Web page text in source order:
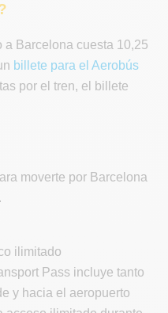
a Barcelona cuesta 10,25
billete para el Aerobús
por el tren, el billete
moverte por Barcelona
ilimitado
Pass incluye tanto
y hacia el aeropuerto